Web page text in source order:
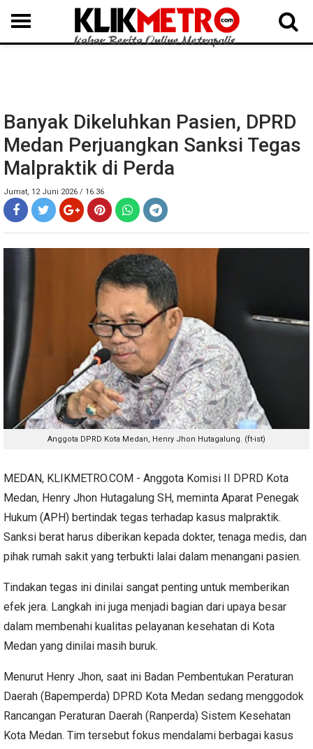
MEDAN LANGKAT DAIRI SAMOSIR TAPUT BATUBARA DELISERDANG
Banyak Dikeluhkan Pasien, DPRD
Medan Perjuangkan Sanksi Tegas
Malpraktik di Perda
Jumat, 12 Juni 2026 / 16.36
Anggota DPRD Kota Medan, Henry Jhon Hutagalung. (ft-ist)
MEDAN, KLIKMETRO.COM - Anggota Komisi II DPRD Kota
Medan, Henry Jhon Hutagalung SH, meminta Aparat Penegak
Hukum (APH) bertindak tegas terhadap kasus malpraktik.
Sanksi berat harus diberikan kepada dokter, tenaga medis, dan
pihak rumah sakit yang terbukti lalai dalam menangani pasien.
Tindakan tegas ini dinilai sangat penting untuk memberikan
efek jera. Langkah ini juga menjadi bagian dari upaya besar
dalam membenahi kualitas pelayanan kesehatan di Kota
Medan yang dinilai masih buruk.
Menurut Henry Jhon, saat ini Badan Pembentukan Peraturan
Daerah (Bapemperda) DPRD Kota Medan sedang menggodok
Rancangan Peraturan Daerah (Ranperda) Sistem Kesehatan
Kota Medan. Tim tersebut fokus mendalami berbagai kasus